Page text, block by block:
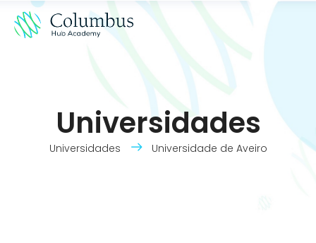
Universidades
Universidades Universidade de Aveiro